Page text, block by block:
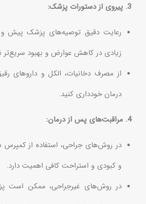
3. پیروی از دستورات پزشک:
رعایت دقیق توصیه‌های پزشک پیش و
زیادی در کاهش عوارض و بهبود سریع‌تر
از مصرف دخانیات، الکل و داروهای
درمان خودداری کنید.
4. مراقبت‌های پس از درمان:
در روش‌های جراحی، استفاده از
و کبودی و استراحت کافی اهمیت دارد.
در روش‌های غیرجراحی، ممکن است